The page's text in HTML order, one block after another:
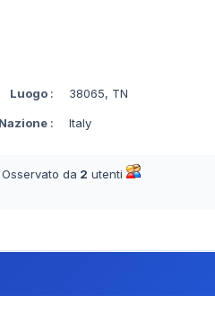
Luogo : 38065, TN
Nazione : Italy
Osservato da 2 utenti